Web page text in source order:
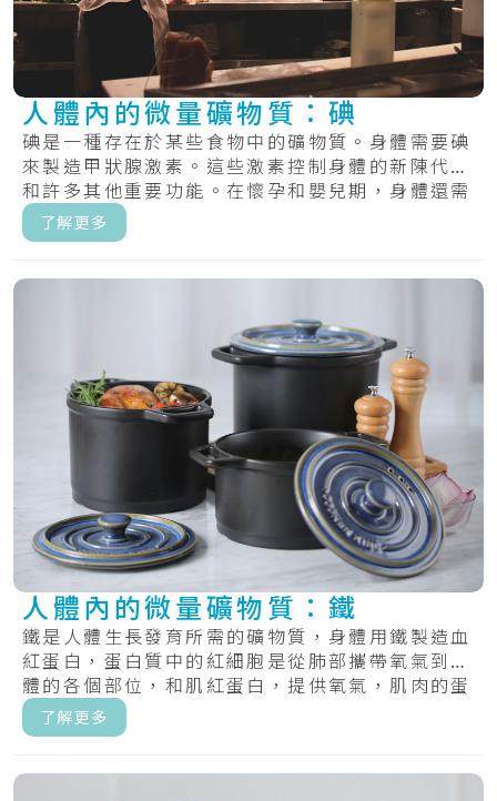
人體內的微量礦物質：碘
碘是一種存在於某些食物中的礦物質。身體需要碘
來製造甲狀腺激素。這些激素控制身體的新陳代謝
和許多其他重要功能。在懷孕和嬰兒期，身體還需
要甲.....
了解更多
人體內的微量礦物質：鐵
鐵是人體生長發育所需的礦物質，身體用鐵製造血
紅蛋白，蛋白質中的紅細胞是從肺部攜帶氧氣到身
體的各個部位，和肌紅蛋白，提供氧氣，肌肉的蛋
白質.....
了解更多